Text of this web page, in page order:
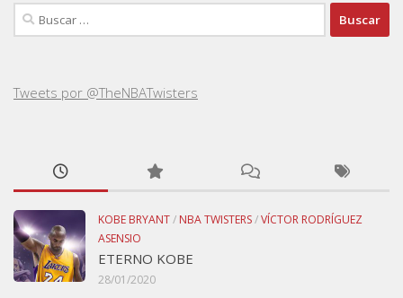
Buscar:
Tweets por @TheNBATwisters
KOBE BRYANT/ NBA TWISTERS/VÍCTOR RODRÍGUEZ
ASENSIO
ETERNO KOBE
28/01/2020